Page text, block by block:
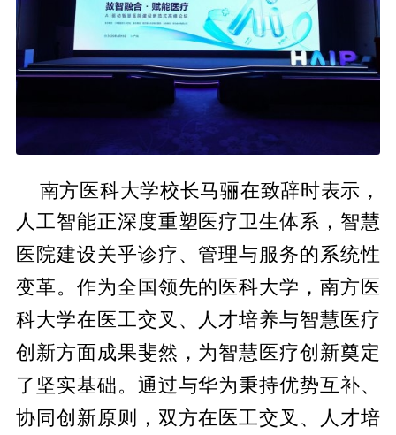
南方医科大学校长马骊在致辞时表示，
人工智能正深度重塑医疗卫生体系，智慧
医院建设关乎诊疗、管理与服务的系统性
变革。作为全国领先的医科大学，南方医
科大学在医工交叉、人才培养与智慧医疗
创新方面成果斐然，为智慧医疗创新奠定
了坚实基础。通过与华为秉持优势互补、
协同创新原则，双方在医工交叉、人才培